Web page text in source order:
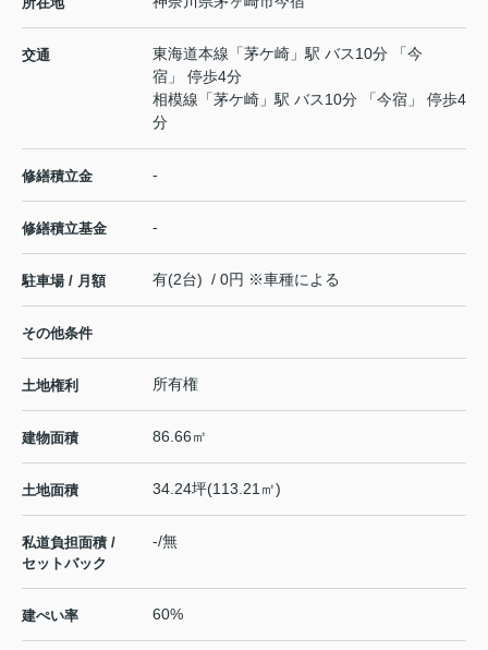
交通 東海道本線 「茅ケ崎 」駅 バス10分 「今
宿」 停歩4分
相模線 「茅ケ崎 」駅 バス10分 「今宿」 停歩4
分
修繕積立金 -
修繕積立基金 -
駐車場 / 月額 有(2台) / 0円 ※車種による
その他条件
土地権利 所有権
建物面積 86.66㎡
土地面積 34.24坪(113.21㎡)
私道負担面積 /
セットバック
-/無
建ぺい率 60%